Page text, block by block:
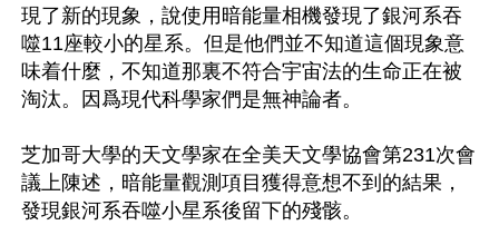
現了新的現象，說使用暗能量相機發現了銀河系吞
噬11座較小的星系。但是他們並不知道這個現象意
味着什麼，不知道那裏不符合宇宙法的生命正在被
淘汰。因爲現代科學家們是無神論者。
芝加哥大學的天文學家在全美天文學協會第231次會
議上陳述，暗能量觀測項目獲得意想不到的結果，
發現銀河系吞噬小星系後留下的殘骸。